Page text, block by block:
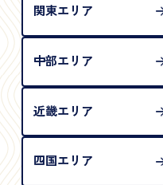
関東エリア
中部エリア
近畿エリア
四国エリア